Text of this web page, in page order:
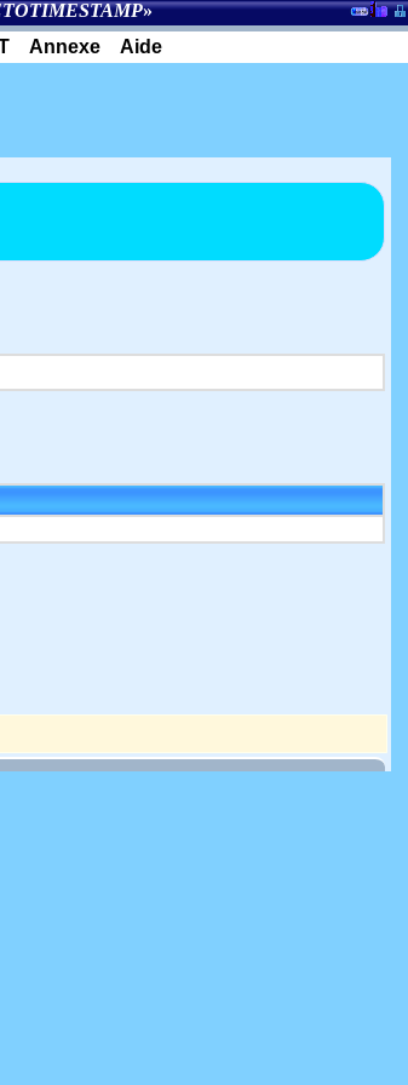
»
Annexe Aide